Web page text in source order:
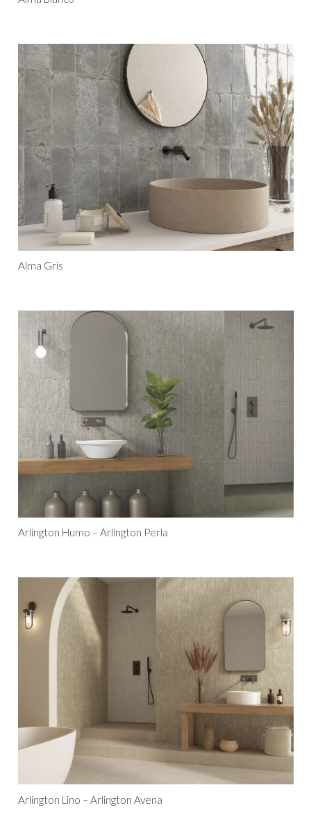
Alma Gris
Arlington Humo – Arlington Perla
Arlington Lino – Arlington Avena